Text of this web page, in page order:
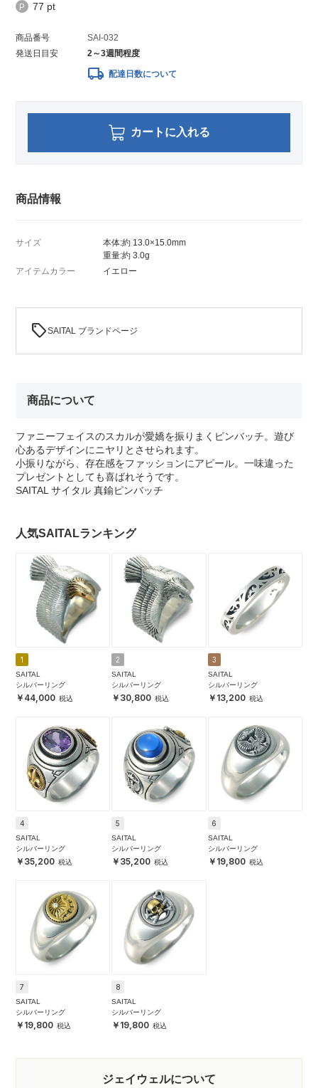
77 pt
商品番号
SAI-032
発送日目安
2～3週間程度
local_shipping 配達日数について
カートに入れる
商品情報
サイズ
本体:約 13.0×15.0mm
重量:約 3.0g
アイテムカラー
イエロー
sellSAITAL ブランドページ
商品について
ファニーフェイスのスカルが愛嬌を振りまくピンバッチ。遊び
心あるデザインにニヤリとさせられます。
小振りながら、存在感をファッションにアピール。一味違った
プレゼントとしても喜ばれそうです。
SAITAL サイタル 真鍮ピンバッチ
人気SAITALランキング
1
SAITAL
シルバーリング
44,000
2
SAITAL
シルバーリング
30,800
3
SAITAL
シルバーリング
13,200
4
SAITAL
シルバーリング
35,200
5
SAITAL
シルバーリング
35,200
6
SAITAL
シルバーリング
19,800
7
SAITAL
シルバーリング
19,800
8
SAITAL
シルバーリング
19,800
ジェイウェルについて